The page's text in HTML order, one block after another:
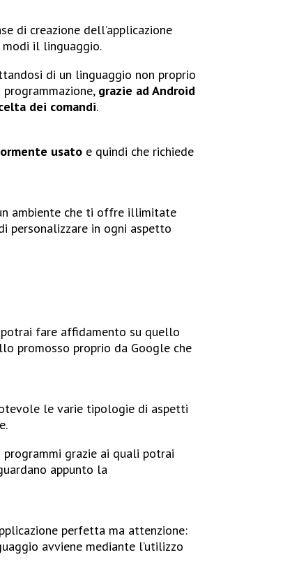
di creazione dell’applicazione
il linguaggio.
di un linguaggio non proprio
grazie ad Android
dei comandi.
usato e quindi che richiede
ambiente che ti offre illimitate
in ogni aspetto
fare affidamento su quello
promosso proprio da Google che
le varie tipologie di aspetti
grazie ai quali potrai
appunto la
perfetta ma attenzione:
avviene mediante l’utilizzo